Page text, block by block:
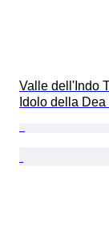
Valle dell'Indo
Idolo della Dea